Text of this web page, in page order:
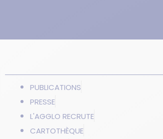
PUBLICATIONS
PRESSE
L'AGGLO RECRUTE
CARTOTHÈQUE